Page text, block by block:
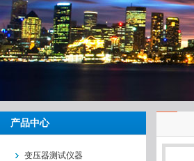
产品中心
变压器测试仪器